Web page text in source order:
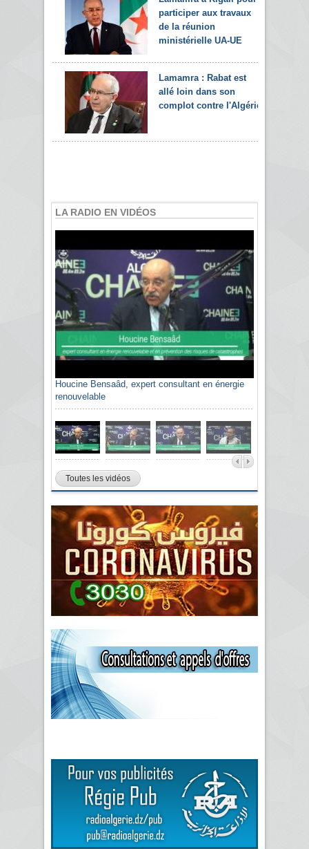
participer aux travaux
de la réunion
ministérielle UA-UE
Lamamra : Rabat est
allé loin dans son
complot contre l'Algérie
LA RADIO EN VIDÉOS
Houcine Bensaâd, expert consultant en énergie
renouvelable
Toutes les vidéos